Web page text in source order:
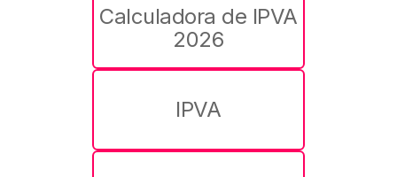
Calculadora de IPVA
2026
IPVA